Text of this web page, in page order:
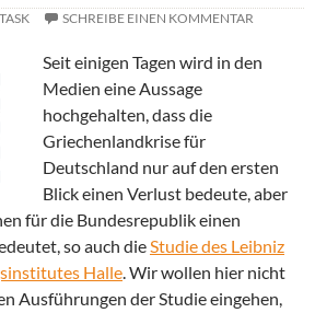
SCHREIBE EINEN KOMMENTAR
Seit einigen Tagen wird in den
Medien eine Aussage
hochgehalten, dass die
Griechenlandkrise für
Deutschland nur auf den ersten
Blick einen Verlust bedeute, aber
für die Bundesrepublik einen
so auch dieStudie des Leibniz
Halle. Wir wollen hier nicht
Ausführungen der Studie eingehen,